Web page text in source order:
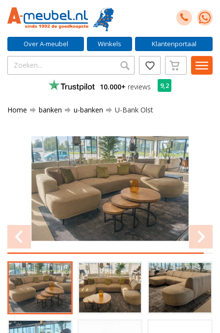
Over A-meubel Winkels Klantenportaal
10.000+ reviews 9,2
Home banken u-banken U-Bank Olst